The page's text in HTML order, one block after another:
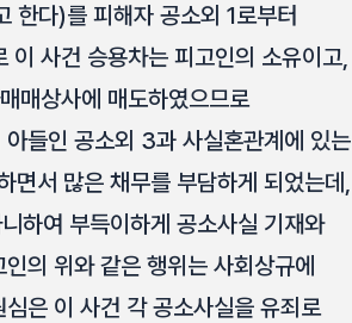
한다)를 피해자 공소외 1로부터
이 사건 승용차는 피고인의 소유이고,
매상사에 매도하였으므로
들인 공소외 3과 사실혼관계에 있는
면서 많은 채무를 부담하게 되었는데,
하여 부득이하게 공소사실 기재와
의 위와 같은 행위는 사회상규에
은 이 사건 각 공소사실을 유죄로